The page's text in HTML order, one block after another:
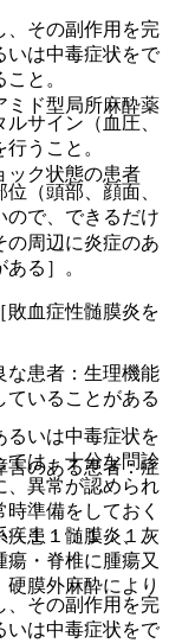
その副作用を完
いは中毒症状をで
と。
サイン（血圧、
うこと。
（頭部、顔面、
ので、できるだけ
患者：生理機能
ていることがある
のある患者：症
患：髄膜炎、灰
・脊椎に腫瘍又
膜外麻酔により
ド型局所麻酔薬
ク状態の患者
周辺に炎症のあ
る］。
血症性髄膜炎を
いは中毒症状を
ては、十分な問診
、異常が認められ
準備をしておく
〔１１．１．１、
その副作用を完
いは中毒症状をで